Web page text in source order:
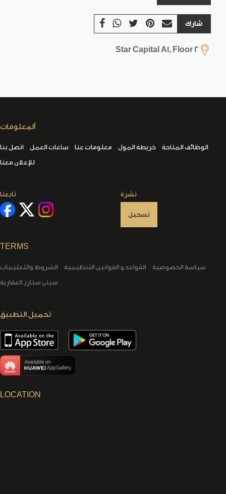
شارك
Star Capital A1, Floor 2
ألمعلومات
اتصل بنا ساعات العمل معلومات عنا خريطة المول
الوظائف المتاحة
للإعلان معنا
تابعنا نشرة
تسجيل
TERMS
الشروط والتعليمات القواعد و القوانين التنظيمية
سياسة الخصوصية
سيتي ستارز العقارية
تحميل التطبيق
LOCATION